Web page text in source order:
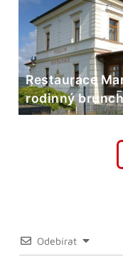
Restaurace
rodinný brunch
Odebírat